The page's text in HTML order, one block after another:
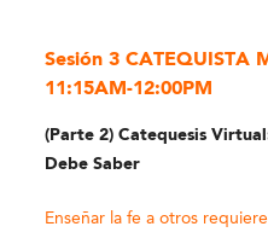
Sesión 3 CATEQUISTA
11:15AM-12:00PM
(Parte 2) Catequesis
Debe Saber
Enseñar la fe a otros